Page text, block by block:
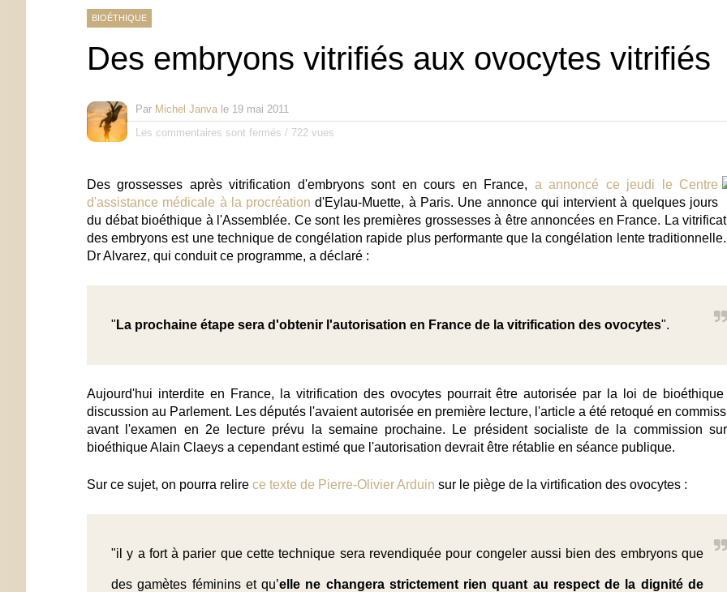
BIOÉTHIQUE
Des embryons vitrifiés aux ovocytes vitrifiés
Par Michel Janva le 19 mai 2011
Les commentaires sont fermés / 722 vues
Des grossesses après vitrification d'embryons sont en cours en France, a annoncé ce jeudi le Centre
d'assistance médicale à la procréation d'Eylau-Muette, à Paris. Une annonce qui intervient à quelques jours
du débat bioéthique à l'Assemblée. Ce sont les premières grossesses à être annoncées en France. La
des embryons est une technique de congélation rapide plus performante que la congélation lente traditionnelle
Dr Alvarez, qui conduit ce programme, a déclaré :
" La prochaine étape sera d'obtenir l'autorisation en France de la vitrification des ovocytes".
Aujourd'hui interdite en France, la vitrification des ovocytes pourrait être autorisée par la loi de bioéthique
discussion au Parlement. Les députés l'avaient autorisée en première lecture, l'article a été retoqué en
avant l'examen en 2e lecture prévu la semaine prochaine. Le président socialiste de la commission
bioéthique Alain Claeys a cependant estimé que l'autorisation devrait être rétablie en séance publique.
Sur ce sujet, on pourra relire ce texte de Pierre-Olivier Arduin sur le piège de la virtification des ovocytes :
"il y a fort à parier que cette technique sera revendiquée pour congeler aussi bien des embryons que
des gamètes féminins et qu’elle ne changera strictement rien quant au respect de la dignité de